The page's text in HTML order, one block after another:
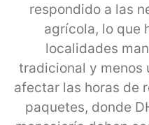
respondido a las
agrícola, lo que
localidades
tradicional y menos
afectar las horas de
paquetes, donde